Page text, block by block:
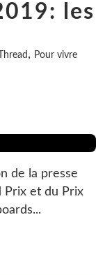
les
, Pour vivre
de la presse
Prix et du Prix